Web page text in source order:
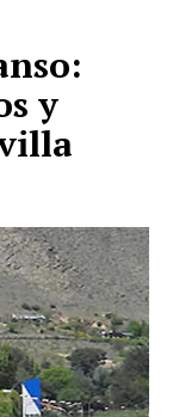
y